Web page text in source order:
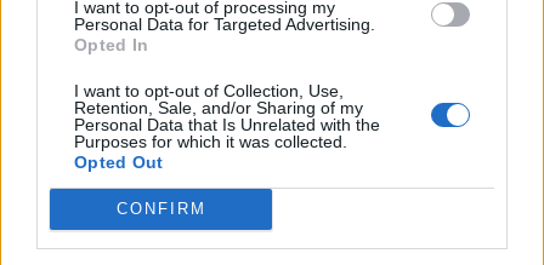
I want to opt-out of processing my
Personal Data for Targeted Advertising.
Opted In
I want to opt-out of Collection, Use,
Retention, Sale, and/or Sharing of my
Personal Data that Is Unrelated with the
Purposes for which it was collected.
Opted Out
CONFIRM
DELLA SMART HOME NASCEVA A BERLINO NEL
1986